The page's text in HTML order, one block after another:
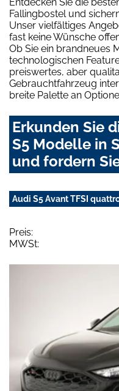
Fallingbostel und
Unser vielfältiges
fast keine Wünsche
Ob Sie ein brandneues
technologischen
preiswertes, aber
Gebrauchtfahrzeug
breite Palette an
Erkunden Sie
S5 Modelle in
und fordern
Audi S5 Avant TFSI
Preis:
MWSt: